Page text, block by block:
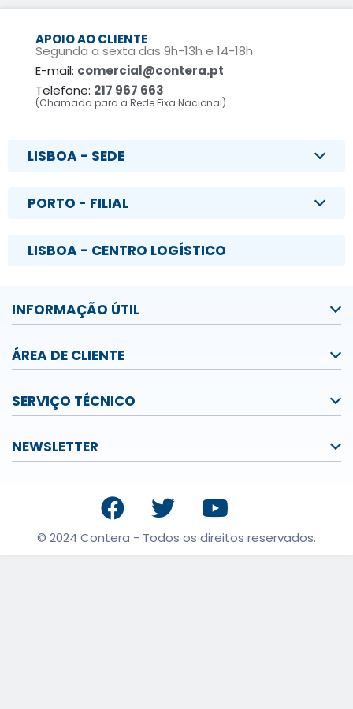
APOIO AO CLIENTE
Segunda a sexta das 9h-13h e 14-18h
E-mail: comercial@contera.pt
Telefone: 217 967 663
(Chamada para a Rede Fixa Nacional)
LISBOA - SEDE
PORTO - FILIAL
LISBOA - CENTRO LOGÍSTICO
INFORMAÇÃO ÚTIL
ÁREA DE CLIENTE
SERVIÇO TÉCNICO
NEWSLETTER
© 2024 Contera - Todos os direitos reservados.